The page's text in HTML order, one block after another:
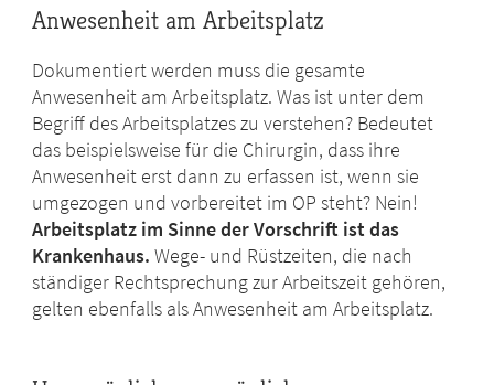
Anwesenheit am Arbeitsplatz
Dokumentiert werden muss die gesamte
Anwesenheit am Arbeitsplatz. Was ist unter dem
Begriff des Arbeitsplatzes zu verstehen? Bedeutet
das beispielsweise für die Chirurgin, dass ihre
Anwesenheit erst dann zu erfassen ist, wenn sie
umgezogen und vorbereitet im OP steht? Nein!
Arbeitsplatz im Sinne der Vorschrift ist das
Krankenhaus. Wege- und Rüstzeiten, die nach
ständiger Rechtsprechung zur Arbeitszeit gehören,
gelten ebenfalls als Anwesenheit am Arbeitsplatz.